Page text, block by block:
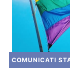
COMUNICATI